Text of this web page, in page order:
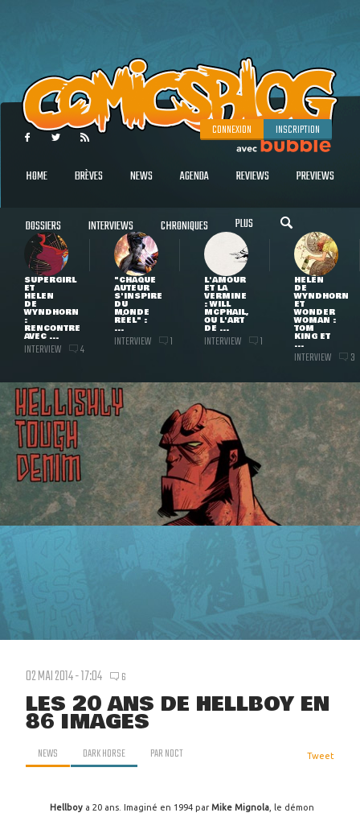
CONNEXION INSCRIPTION
HOME BRÈVES NEWS AGENDA REVIEWS PREVIEWS
DOSSIERS INTERVIEWS CHRONIQUES PLUS
SUPERGIRL
ET
HELEN
DE
WYNDHORN
:
RENCONTRE
AVEC ...
INTERVIEW 4
"CHAQUE
AUTEUR
S'INSPIRE
DU
MONDE
RÉEL" :
...
INTERVIEW 1
L'AMOUR
ET LA
VERMINE
: WILL
MCPHAIL,
OU L'ART
DE ...
INTERVIEW 1
HELEN
DE
WYNDHORN
ET
WONDER
WOMAN :
TOM
KING ET
...
INTERVIEW 3
02 MAI 2014 - 17:04 6
LES 20 ANS DE HELLBOY EN
86 IMAGES
NEWS DARK HORSE PARNOCT Tweet
Hellboy a 20 ans. Imaginé en 1994 parMike Mignola , le démon